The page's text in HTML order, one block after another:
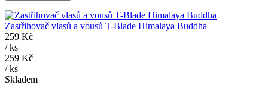
Zastřihovač vlasů a vousů T-Blade Himalaya Buddha
259 Kč
/ks
259 Kč
/ks
Skladem